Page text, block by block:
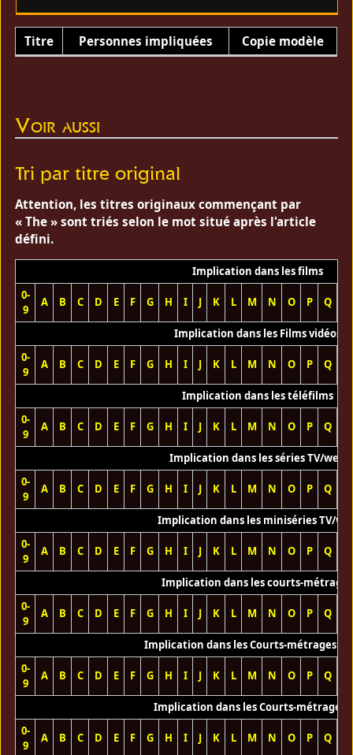
Titre Personnes impliquées Copie modèle
Voir aussi
Tri par titre original
Attention, les titres originaux commençant par
« The » sont triés selon le mot situé après l'article
défini.
Implication dans les films
0-
9
A B C D E F G H I J K L M N O P Q
Implication dans les Films vidéos
0-
9
A B C D E F G H I J K L M N O P Q
Implication dans les téléfilms
0-
9
A B C D E F G H I J K L M N O P Q
Implication dans les séries TV/web
0-
9
A B C D E F G H I J K L M N O P Q
Implication dans les miniséries TV/
0-
9
A B C D E F G H I J K L M N O P Q
Implication dans les courts-métrages
0-
9
A B C D E F G H I J K L M N O P Q
Implication dans les Courts-métrages
0-
9
A B C D E F G H I J K L M N O P Q
Implication dans les Courts-métrages
0-
9
A B C D E F G H I J K L M N O P Q